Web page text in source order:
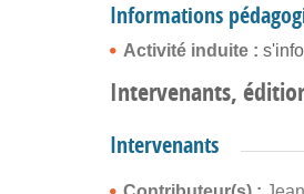
Informations
Activité induite :
Intervenants,
Intervenants